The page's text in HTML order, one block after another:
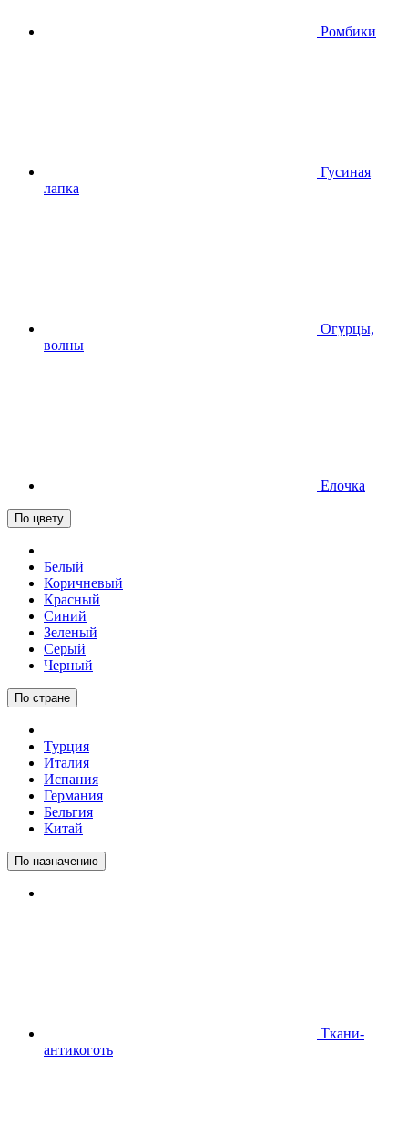
Ромбики
Гусиная
лапка
Огурцы,
волны
Елочка
По цвету
Белый
Коричневый
Красный
Синий
Зеленый
Серый
Черный
По стране
Турция
Италия
Испания
Германия
Бельгия
Китай
По назначению
Ткани-
антикоготь